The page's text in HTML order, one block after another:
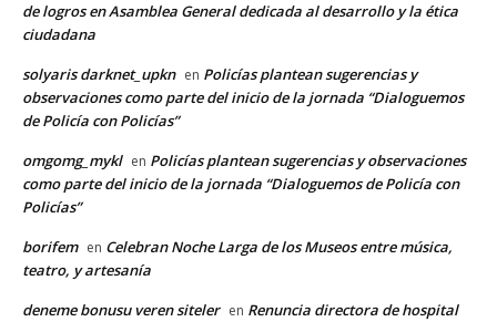
de logros en Asamblea General dedicada al desarrollo y la ética
ciudadana
solyaris darknet_upkn en Policías plantean sugerencias y
observaciones como parte del inicio de la jornada “Dialoguemos
de Policía con Policías”
omgomg_mykl en Policías plantean sugerencias y observaciones
como parte del inicio de la jornada “Dialoguemos de Policía con
Policías”
borifem en Celebran Noche Larga de los Museos entre música,
teatro, y artesanía
deneme bonusu veren siteler en Renuncia directora de hospital